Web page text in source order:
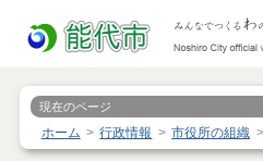
現在のページ
ホーム 行政情報 市役所の組織